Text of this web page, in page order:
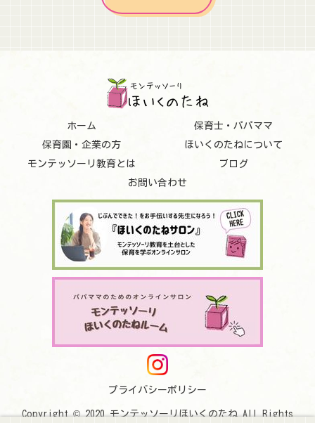
ホーム
保育士・パパママ
保育園・企業の方
ほいくのたねについて
モンテッソーリ教育とは
ブログ
お問い合わせ
プライバシーポリシー
Copyright © 2020 モンテッソーリほいくのたね All Rights